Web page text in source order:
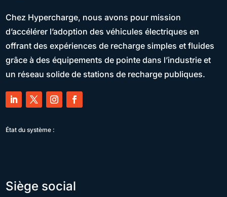
Chez Hypercharge, nous avons pour mission
d’accélérer l’adoption des véhicules électriques en
offrant des expériences de recharge simples et fluides
grâce à des équipements de pointe dans l’industrie et
un réseau solide de stations de recharge publiques.
État du système :
Siège social